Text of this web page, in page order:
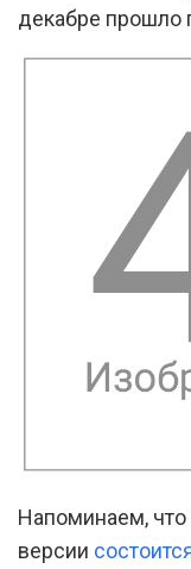
декабре прошло
Напоминаем, что
версии